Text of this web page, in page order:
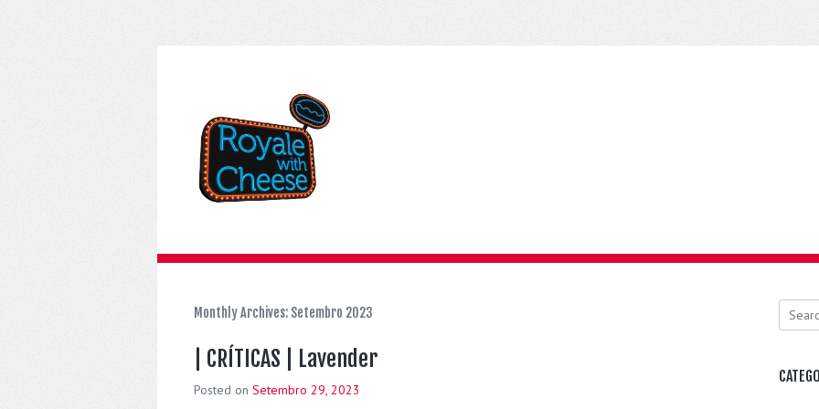
Monthly Archives: Setembro 2023
| CRÍTICAS | Lavender
Posted on Setembro 29, 2023
Search